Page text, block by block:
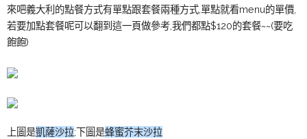
來吧義大利的點餐方式有單點跟套餐兩種方式,單點就看menu的單價,
若要加點套餐呢可以翻到這一頁做參考,我們都點$120的套餐~~(要吃
飽飽)
上圖是凱薩沙拉;下圖是蜂蜜芥末沙拉